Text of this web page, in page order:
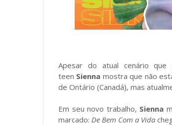
Apesar do atual cenário
teen Sienna mostra que não
de Ontário (Canadá), mas
Em seu novo trabalho, Sienna
marcado: De Bem Com a Vida